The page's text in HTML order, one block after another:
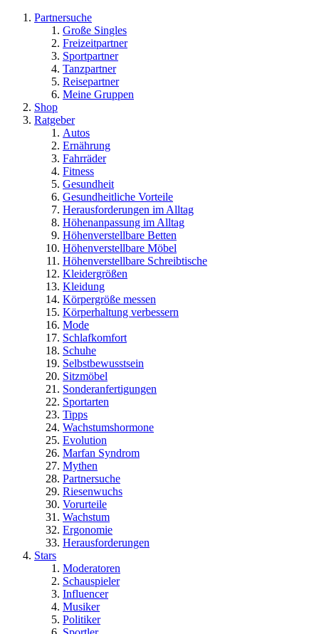
Partnersuche
Große Singles
Freizeitpartner
Sportpartner
Tanzpartner
Reisepartner
Meine Gruppen
Shop
Ratgeber
Autos
Ernährung
Fahrräder
Fitness
Gesundheit
Gesundheitliche Vorteile
Herausforderungen im Alltag
Höhenanpassung im Alltag
Höhenverstellbare Betten
Höhenverstellbare Möbel
Höhenverstellbare Schreibtische
Kleidergrößen
Kleidung
Körpergröße messen
Körperhaltung verbessern
Mode
Schlafkomfort
Schuhe
Selbstbewusstsein
Sitzmöbel
Sonderanfertigungen
Sportarten
Tipps
Wachstumshormone
Evolution
Marfan Syndrom
Mythen
Partnersuche
Riesenwuchs
Vorurteile
Wachstum
Ergonomie
Herausforderungen
Stars
Moderatoren
Schauspieler
Influencer
Musiker
Politiker